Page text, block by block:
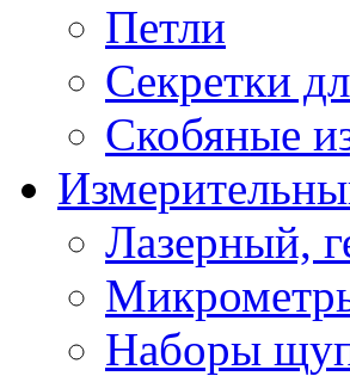
Петли
Секретки
Скобяные
Лазерный,
Наборы